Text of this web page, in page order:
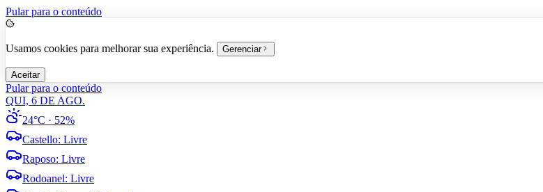
Pular para o conteúdo
Usamos cookies para melhorar sua experiência. Gerenciar
Aceitar
Pular para o conteúdo
QUI, 6 DE AGO.
24°C · 52%
Castello: Livre
Raposo: Livre
Rodoanel: Livre